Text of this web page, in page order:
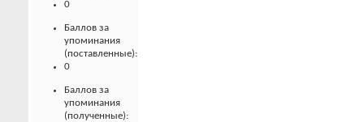
0
Баллов за
упоминания
(поставленные):
0
Баллов за
упоминания
(полученные):